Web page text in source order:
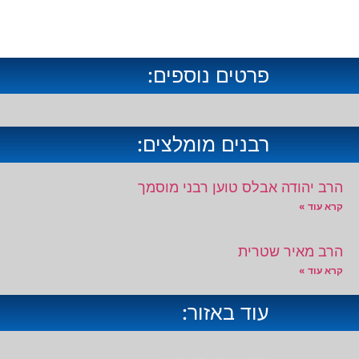
פרטים נוספים:
רבנים מומלצים:
הרב יהודה אבלס טוען רבני מוסמך
קרא עוד »
הרב מאיר שטרית
קרא עוד »
עוד באזור: